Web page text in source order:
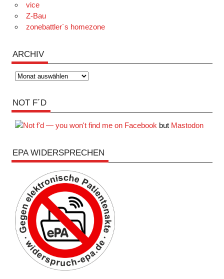
vice
Z-Bau
zonebattler´s homezone
ARCHIV
Archiv
NOT F´D
but Mastodon
EPA WIDERSPRECHEN